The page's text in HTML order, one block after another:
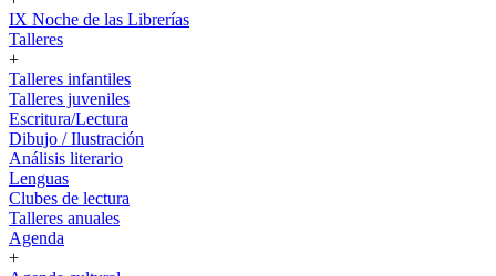
IX Noche de las Librerías
Talleres
+
Talleres infantiles
Talleres juveniles
Escritura/Lectura
Dibujo / Ilustración
Análisis literario
Lenguas
Clubes de lectura
Talleres anuales
Agenda
+